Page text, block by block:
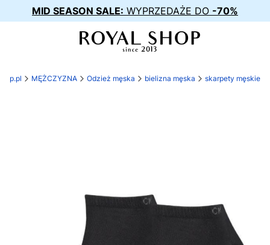
MID SEASON SALE: WYPRZEDAŻE DO -70%
MĘŻCZYZNA Odzież męska bielizna męska skarpety męskie